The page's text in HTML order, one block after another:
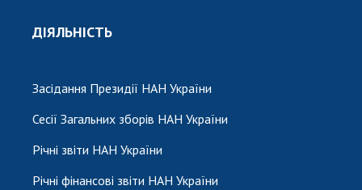
ДІЯЛЬНІСТЬ
Засідання Президії НАН України
Сесії Загальних зборів НАН України
Річні звіти НАН України
Річні фінансові звіти НАН України